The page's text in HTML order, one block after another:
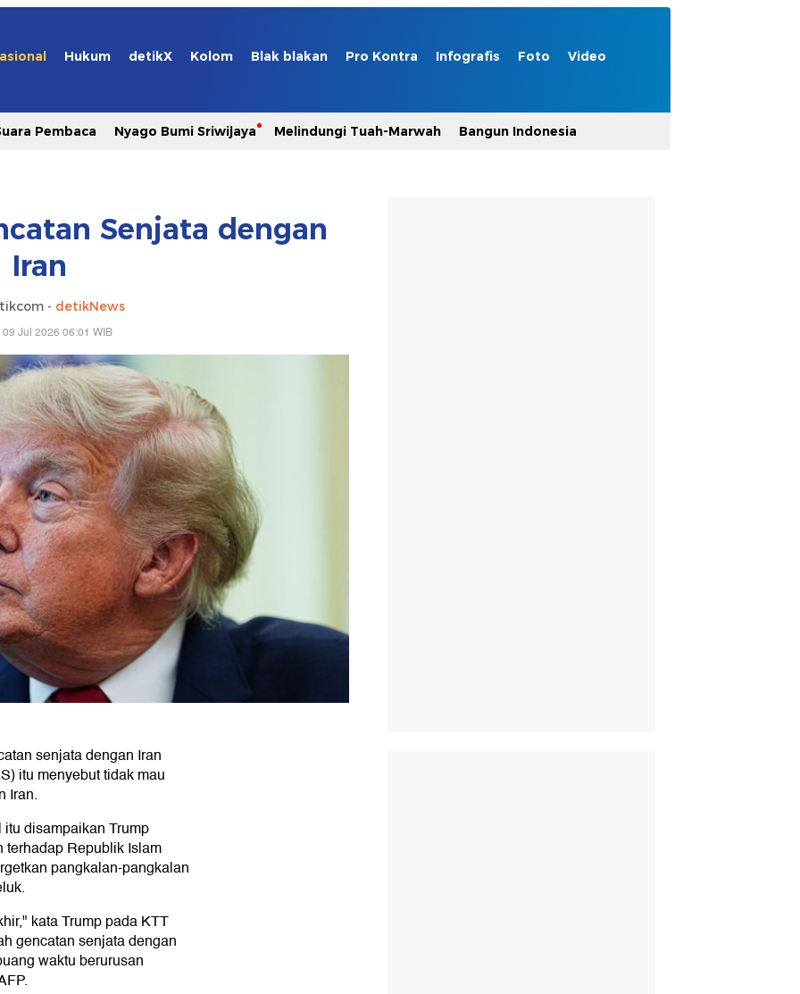
Hukum detikX Kolom Blak blakan Pro Kontra Infografis Foto Video
Pembaca Nyago Bumi Sriwijaya Melindungi Tuah-Marwah Bangun Indonesia
Senjata dengan
Iran
- detikNews
09 Jul 2026 06:01 WIB
senjata dengan Iran
itu menyebut tidak mau
Iran.
disampaikan Trump
terhadap Republik Islam
pangkalan-pangkalan
kata Trump pada KTT
gencatan senjata dengan
waktu berurusan